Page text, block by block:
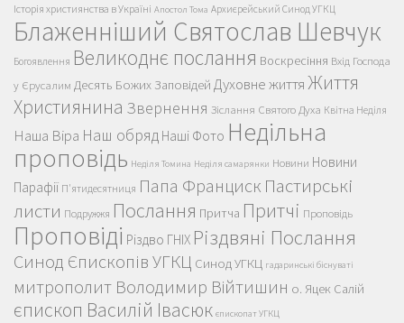
Історія християнства в Україні Апостол Тома Архиєрейський Синод УГКЦ
Блаженніший Святослав Шевчук
Богоявлення Великоднє послання Воскресіння Вхід Господа
у Єрусалим Десять Божих Заповідей Духовне життяЖиття
Християнина Звернення Зіслання Святого Духа Квітна Неділя
Наша Віра Наш обряд Наші Фото Недільна
проповідь Неділя Томина Неділя самарянки Новини Новини
Парафії П'ятидесятниця Папа Франциск Пастирські
листи Подружжя Послання Притча Притчі Проповідь
Проповіді Різдво ГНІХ Різдвяні Послання
Синод Єпископів УГКЦ Синод УГКЦ гадаринські біснуваті
митрополит Володимир Війтишин о. Яцек Салій
єпископ Василій Івасюк єпископат УГКЦ